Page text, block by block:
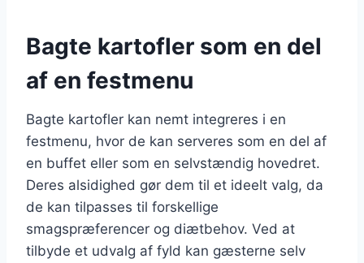
Bagte kartofler som en del
af en festmenu
Bagte kartofler kan nemt integreres i en
festmenu, hvor de kan serveres som en del af
en buffet eller som en selvstændig hovedret.
Deres alsidighed gør dem til et ideelt valg, da
de kan tilpasses til forskellige
smagspræferencer og diætbehov. Ved at
tilbyde et udvalg af fyld kan gæsterne selv